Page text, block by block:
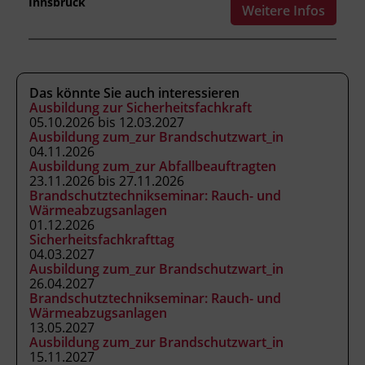
Präsenzunterricht
Leitung
Fachtrainer_in
Abschluss
Kursbesuchsbestätigung
Hinweis
Für die schriftliche Prüfung benötigen Sie ein
mobiles Endgerät. Der Kurs kann zur
Verlängerung des Brandschutzpasses
herangezogen werden, sofern seit
Weitere Infos
Das könnte Sie auch interessieren
Ausbildung zur Sicherheitsfachkraft
05.10.2026 bis 12.03.2027
Ausbildung zum_zur Brandschutzwart_in
04.11.2026
Ausbildung zum_zur Abfallbeauftragten
23.11.2026 bis 27.11.2026
Brandschutztechnikseminar: Rauch- und
Wärmeabzugsanlagen
01.12.2026
Sicherheitsfachkrafttag
04.03.2027
Ausbildung zum_zur Brandschutzwart_in
26.04.2027
Brandschutztechnikseminar: Rauch- und
Wärmeabzugsanlagen
13.05.2027
Ausbildung zum_zur Brandschutzwart_in
15.11.2027